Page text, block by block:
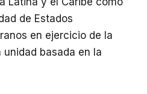
de Estados
en ejercicio de la
basada en la